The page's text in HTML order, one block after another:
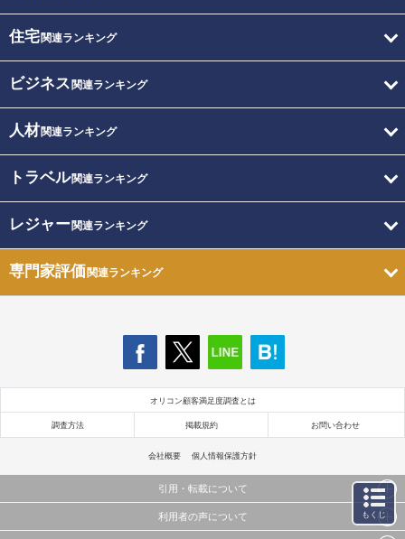
住宅関連ランキング
ビジネス 関連ランキング
人材関連ランキング
トラベル関連ランキング
レジャー関連ランキング
専門家評価関連ランキング
オリコン顧客満足度調査とは
調査方法 掲載規約 お問い合わせ
会社概要 個人情報保護方針
引用・転載について
当サイトで公開されている情報（文字、写真、イラスト、画像データ等）及びこれらの配置・
利用者の声について もくじ